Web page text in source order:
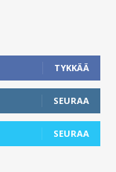
TYKKÄÄ
SEURAA
SEURAA